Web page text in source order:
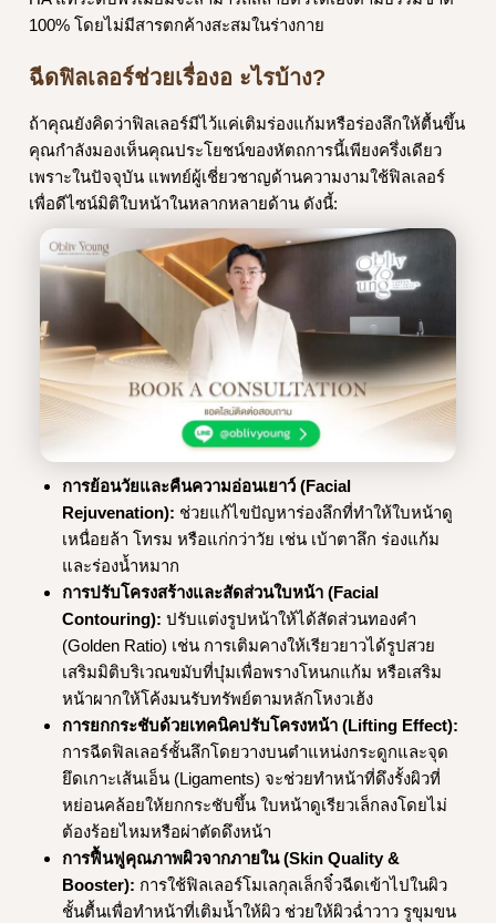
100% โดยไม่มีสารตกค้างสะสมในร่างกาย
ฉีดฟิลเลอร์ช่วยเรื่องอ ะไรบ้าง?
ถ้าคุณยังคิดว่าฟิลเลอร์มีไว้แค่เติมร่องแก้มหรือร่องลึกให้ตื้นขึ้น
คุณกำลังมองเห็นคุณประโยชน์ของหัตถการนี้เพียงครึ่งเดียว
เพราะในปัจจุบัน แพทย์ผู้เชี่ยวชาญด้านความงามใช้ฟิลเลอร์
เพื่อดีไซน์มิติใบหน้าในหลากหลายด้าน ดังนี้:
การย้อนวัยและคืนความอ่อนเยาว์ (Facial
Rejuvenation): ช่วยแก้ไขปัญหาร่องลึกที่ทำให้ใบหน้าดู
เหนื่อยล้า โทรม หรือแก่กว่าวัย เช่น เบ้าตาลึก ร่องแก้ม
และร่องน้ำหมาก
การปรับโครงสร้างและสัดส่วนใบหน้า (Facial
Contouring): ปรับแต่งรูปหน้าให้ได้สัดส่วนทองคำ
(Golden Ratio) เช่น การเติมคางให้เรียวยาวได้รูปสวย
เสริมมิติบริเวณขมับที่บุ๋มเพื่อพรางโหนกแก้ม หรือเสริม
หน้าผากให้โค้งมนรับทรัพย์ตามหลักโหงวเฮ้ง
การยกกระชับด้วยเทคนิคปรับโครงหน้า (Lifting Effect):
การฉีดฟิลเลอร์ชั้นลึกโดยวางบนตำแหน่งกระดูกและจุด
ยึดเกาะเส้นเอ็น (Ligaments) จะช่วยทำหน้าที่ดึงรั้งผิวที่
หย่อนคล้อยให้ยกกระชับขึ้น ใบหน้าดูเรียวเล็กลงโดยไม่
ต้องร้อยไหมหรือผ่าตัดดึงหน้า
การฟื้นฟูคุณภาพผิวจากภายใน (Skin Quality &
Booster): การใช้ฟิลเลอร์โมเลกุลเล็กจิ๋วฉีดเข้าไปในผิว
ชั้นตื้นเพื่อทำหน้าที่เติมน้ำให้ผิว ช่วยให้ผิวฉ่ำวาว รูขุมขน